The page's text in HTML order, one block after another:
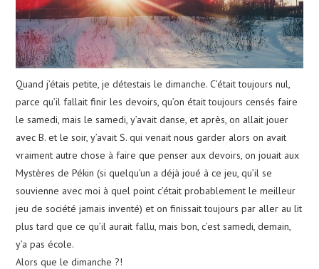
Quand j’étais petite, je détestais le dimanche. C’était toujours nul,
parce qu’il fallait finir les devoirs, qu’on était toujours censés faire
le samedi, mais le samedi, y’avait danse, et après, on allait jouer
avec B. et le soir, y’avait S. qui venait nous garder alors on avait
vraiment autre chose à faire que penser aux devoirs, on jouait aux
Mystères de Pékin (si quelqu’un a déjà joué à ce jeu, qu’il se
souvienne avec moi à quel point c’était probablement le meilleur
jeu de société jamais inventé) et on finissait toujours par aller au lit
plus tard que ce qu’il aurait fallu, mais bon, c’est samedi, demain,
y’a pas école.
Alors que le dimanche ?!